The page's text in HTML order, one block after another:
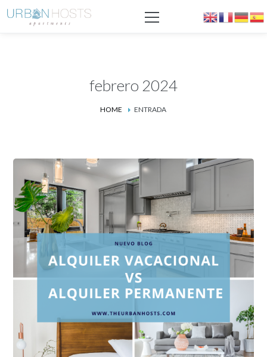
febrero 2024
HOME ENTRADA